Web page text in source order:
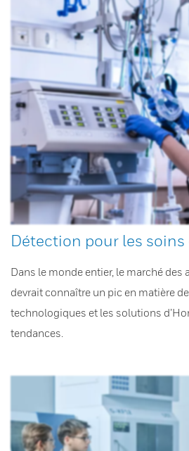
Détection pour les soins
Dans le monde entier, le marché des
devrait connaître un pic en matière
technologiques et les solutions
tendances.